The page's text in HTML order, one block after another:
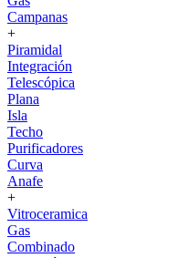
Campanas
+
Piramidal
Integración
Telescópica
Plana
Isla
Techo
Purificadores
Curva
Anafe
+
Vitroceramica
Gas
Combinado